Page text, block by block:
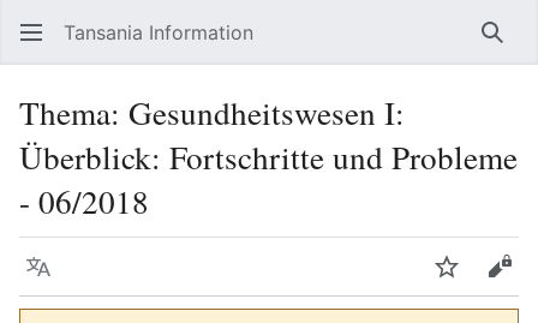
Tansania Information
Thema: Gesundheitswesen I:
Überblick: Fortschritte und Probleme
- 06/2018
Sprache